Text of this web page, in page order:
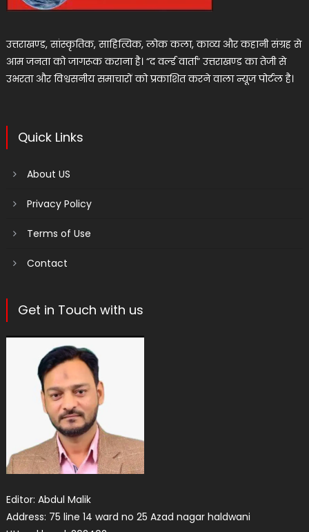
उत्तराखण्ड, सांस्कृतिक, साहित्यिक, लोक कला, काव्य और कहानी संग्रह से
आम जनता को जागरूक कराना है। “द वर्ल्ड वार्ता” उत्तराखण्ड का तेजी से
उभरता और विश्वसनीय समाचारों को प्रकाशित करने वाला न्यूज पोर्टल है।
Quick Links
About US
Privacy Policy
Terms of Use
Contact
Get in Touch with us
Editor: Abdul Malik
Address: 75 line 14 ward no 25 Azad nagar haldwani